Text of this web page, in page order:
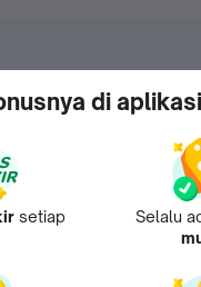
di
setiap
Selalu